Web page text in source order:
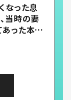
なった息
当時の妻
った本音